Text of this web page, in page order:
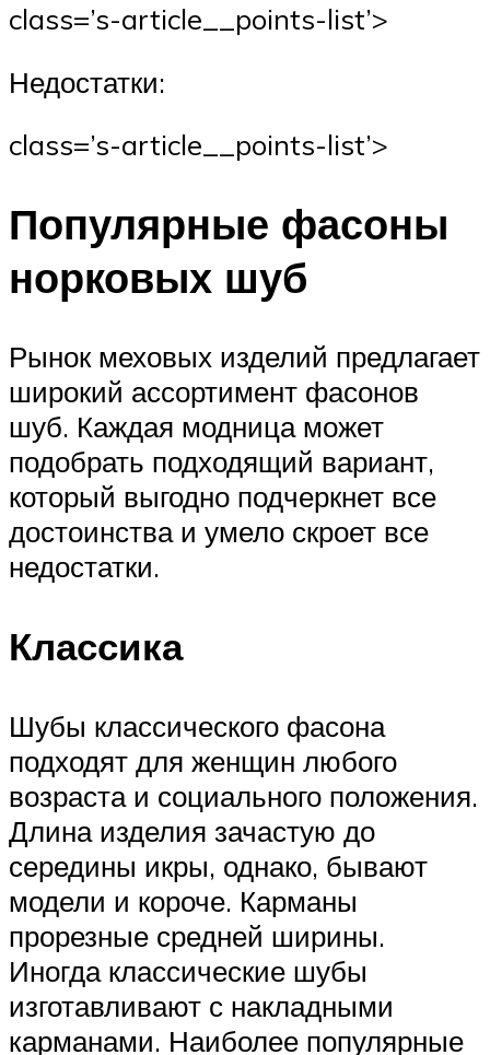
class=’s-article__points-list’>
Недостатки:
class=’s-article__points-list’>
Популярные фасоны
норковых шуб
Рынок меховых изделий предлагает
широкий ассортимент фасонов
шуб. Каждая модница может
подобрать подходящий вариант,
который выгодно подчеркнет все
достоинства и умело скроет все
недостатки.
Классика
Шубы классического фасона
подходят для женщин любого
возраста и социального положения.
Длина изделия зачастую до
середины икры, однако, бывают
модели и короче. Карманы
прорезные средней ширины.
Иногда классические шубы
изготавливают с накладными
карманами. Наиболее популярные